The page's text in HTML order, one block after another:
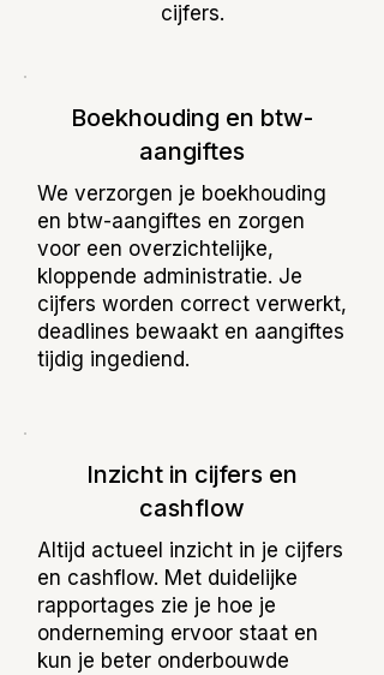
cijfers.
Boekhouding en btw-
aangiftes
We verzorgen je boekhouding
en btw-aangiftes en zorgen
voor een overzichtelijke,
kloppende administratie. Je
cijfers worden correct verwerkt,
deadlines bewaakt en aangiftes
tijdig ingediend.
Inzicht in cijfers en
cashflow
Altijd actueel inzicht in je cijfers
en cashflow. Met duidelijke
rapportages zie je hoe je
onderneming ervoor staat en
kun je beter onderbouwde